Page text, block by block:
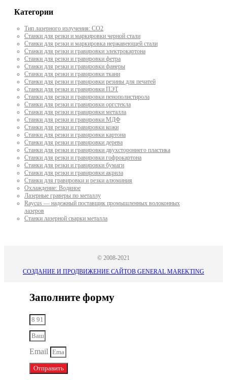
Категории
Тип лазерного излучения: СО2
Станки для резки и маркировки черной стали
Станки для резки и маркировка нержавеющей стали
Станки для резки и гравировки электрокартона
Станки для резки и гравировки фетра
Станки для резки и гравировки фанеры
Станки для резки и гравировки ткани
Станки для резки и гравировки резины для печатей
Станки для резки и гравировки ПЭТ
Станки для резки и гравировки пенополистирола
Станки для резки и гравировки оргстекла
Станки для резки и гравировки металла
Станки для резки и гравировки МДФ
Станки для резки и гравировки кожи
Станки для резки и гравировки картона
Станки для резки и гравировки дерева
Станки для резки и гравировки двухстороннего пластика
Станки для резки и гравировки гофрокартона
Станки для резки и гравировки бумаги
Станки для резки и гравировки акрила
Станки для гравировки и резки алюминия
Охлаждение: Водяное
Лазерные граверы по металлу
Raycus — надежный поставщик промышленных волоконных
лазеров
Cтанки лазерной сварки металла
© 2008-2021
СОЗДАНИЕ И ПРОДВИЖЕНИЕ САЙТОВ GENERAL MAREKTING
Заполните форму
Email
Отправить